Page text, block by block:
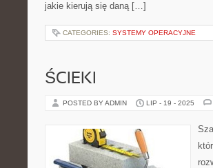
jakie kierują się daną […]
CATEGORIES: SYSTEMY OPERACYJNE
ŚCIEKI
POSTED BY ADMIN LIP - 19 - 2025